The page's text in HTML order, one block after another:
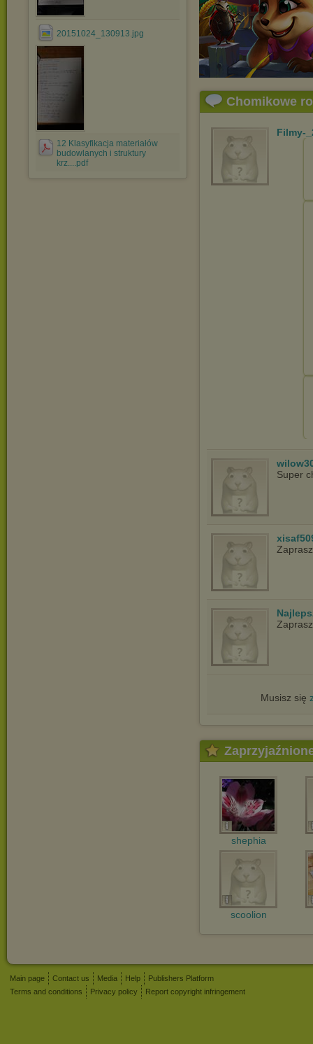
20151024_130913.jpg
12 Klasyfikacja materiałów
budowlanych i struktury
krz....pdf
Chomikowe
Filmy-
Super
Musisz się
shephia
scoolion
Main page Contact us Media Help
Publishers Platform
Terms and conditions
Privacy policy Report copyright infringement